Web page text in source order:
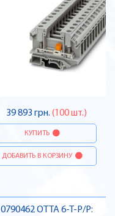
39 893 грн. (100 шт.)
КУПИТЬ
ДОБАВИТЬ В КОРЗИНУ
0790462 OTTA 6-T-P/P: